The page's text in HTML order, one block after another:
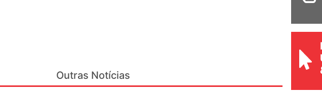
Outras Notícias